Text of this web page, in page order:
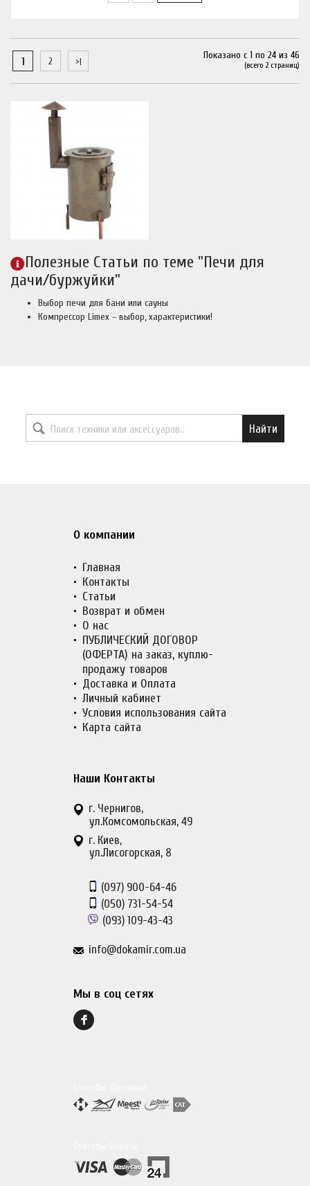
1 2
Показано с 1 по 24 из 46
(всего 2 страниц)
Полезные Статьи по теме "Печи для
дачи/буржуйки"
Выбор печи для бани или сауны
Компрессор Limex – выбор, характеристики!
Найти
О компании
Главная
Контакты
Статьи
Возврат и обмен
О нас
ПУБЛИЧЕСКИЙ ДОГОВОР
(ОФЕРТА) на заказ, куплю-
продажу товаров
Доставка и Оплата
Личный кабинет
Условия использования сайта
Карта сайта
Наши Контакты
г. Чернигов,
ул.Комсомольская, 49
г. Киев,
ул.Лисогорская, 8
(097) 900-64-46
(050) 731-54-54
(093) 109-43-43
info@dokamir.com.ua
Мы в соц сетях